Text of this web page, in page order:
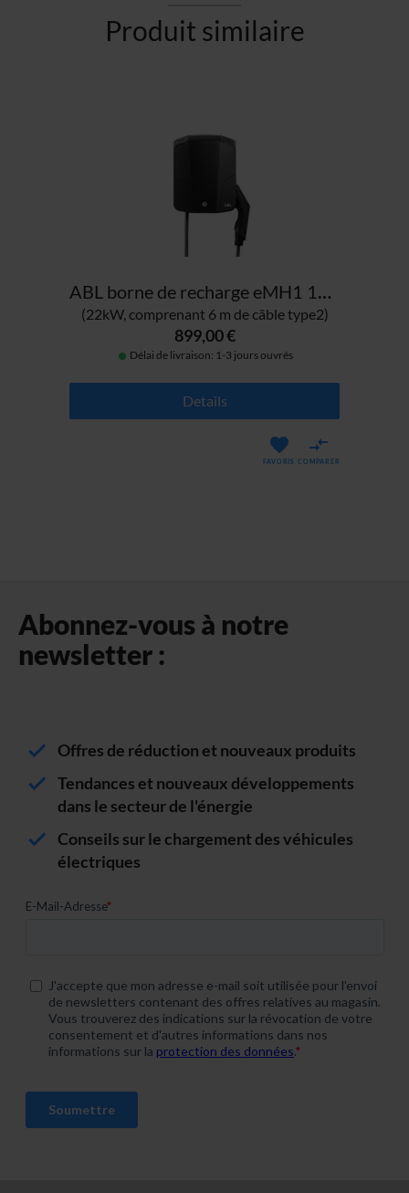
Produit similaire
ABL borne de recharge eMH1 1W2201
(22kW, comprenant 6 m de câble type2)
899,00 €
Délai de livraison: 1-3 jours ouvrés
Details
FAVORIS COMPARER
Abonnez-vous à notre
newsletter :
Offres de réduction et nouveaux produits
Tendances et nouveaux développements
dans le secteur de l'énergie
Conseils sur le chargement des véhicules
électriques